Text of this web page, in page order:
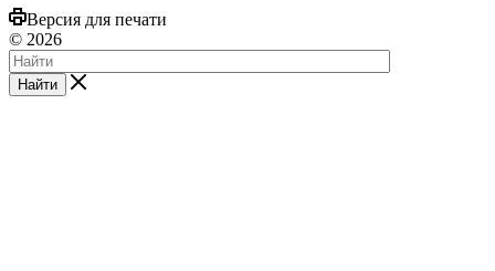
Версия для печати
© 2026
Найти